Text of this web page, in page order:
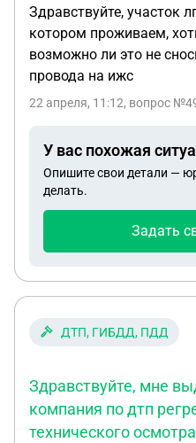
Здравствуйте, участок
котором проживаем,
возможно ли это не
провода на ижс
22 апреля, 11:12, вопрос
У вас похожая
Опишите свои детали —
делать.
Задать
ДТП, ГИБДД, ПДД
Здравствуйте, мне
компания по дтп
технического